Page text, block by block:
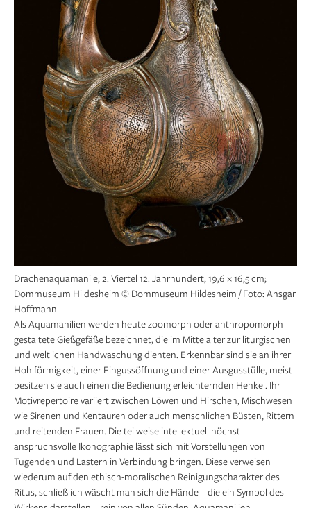
Drachenaquamanile, 2. Viertel 12. Jahrhundert, 19,6 × 16,5 cm;
Dommuseum Hildesheim © Dommuseum Hildesheim / Foto: Ansgar
Hoffmann
Als Aquamanilien werden heute zoomorph oder anthropomorph
gestaltete Gießgefäße bezeichnet, die im Mittelalter zur liturgischen
und weltlichen Hand­waschung dienten. Erkennbar sind sie an ihrer
Hohlförmigkeit, einer Eingussöffnung und einer Ausgusstülle, meist
besitzen sie auch einen die Bedienung erleichternden Henkel. Ihr
Motivrepertoire variiert zwischen Löwen und Hirschen, Mischwesen
wie Sirenen und Kentauren oder auch menschlichen Büsten, Rittern
und reitenden Frauen. Die teilweise intellektuell höchst
anspruchsvolle Ikonographie lässt sich mit Vorstellungen von
Tugenden und Lastern in Verbindung bringen. Diese verweisen
wiederum auf den ethisch-moralischen Reinigungscharakter des
Ritus, schließlich wäscht man sich die Hände – die ein Symbol des